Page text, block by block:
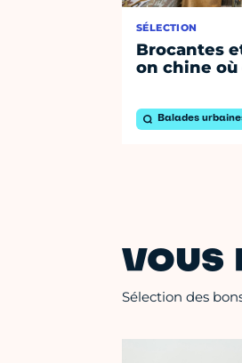
SÉLECTION
Brocantes
on chine où
Balades
VOUS
Sélection des